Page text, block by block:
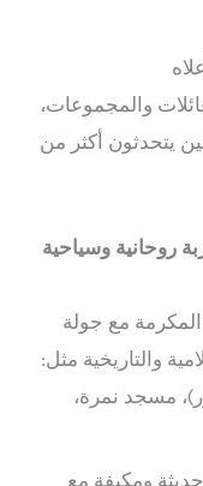
والمجموعات،
يتحدثون أكثر من
روحانية وسياحية
مع جولة
والتاريخية مثل:
مسجد نمرة،
ومكيفة مع